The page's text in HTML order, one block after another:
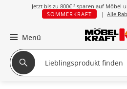
Jetzt bis zu 800€ ² sparen auf Möbel
SOMMERKRAFT
| Alle
Menü